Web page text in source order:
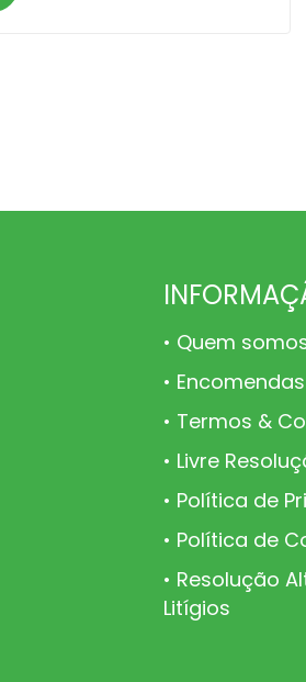
Quem
Encomendas
Termos &
Livre
Política de
Política de
Resolução
Litígios